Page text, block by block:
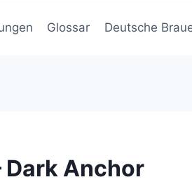
Glossar Deutsche
Dark Anchor